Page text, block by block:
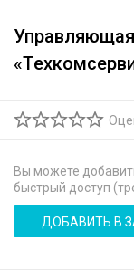
Вы можете
быстрый доступ
ДОБАВИТЬ В